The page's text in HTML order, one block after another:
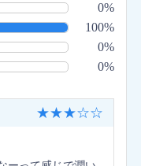
0%
100%
0%
0%
★★★☆☆